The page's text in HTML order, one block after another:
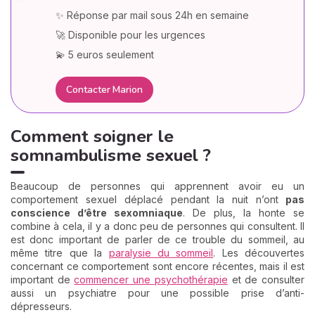
✨ Réponse par mail sous 24h en semaine
🚀 Disponible pour les urgences
💫 5 euros seulement
Contacter Marion
Comment soigner le
somnambulisme sexuel ?
Beaucoup de personnes qui apprennent avoir eu un
comportement sexuel déplacé pendant la nuit n’ont pas
conscience d’être sexomniaque. De plus, la honte se
combine à cela, il y a donc peu de personnes qui consultent. Il
est donc important de parler de ce trouble du sommeil, au
même titre que la paralysie du sommeil. Les découvertes
concernant ce comportement sont encore récentes, mais il est
important decommencer une psychothérapie et de consulter
aussi un psychiatre pour une possible prise d’anti-
dépresseurs.